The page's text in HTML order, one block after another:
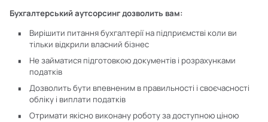
Бухгалтерський аутсорсинг дозволить вам:
Вирішити питання бухгалтерії на підприємстві коли ви
тільки відкрили власний бізнес
Не займатися підготовкою документів і розрахунками
податків
Дозволить бути впевненим в правильності і своєчасності
обліку і виплати податків
Отримати якісно виконану роботу за доступною ціною